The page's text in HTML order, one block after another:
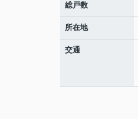
総戸数
所在地
交通